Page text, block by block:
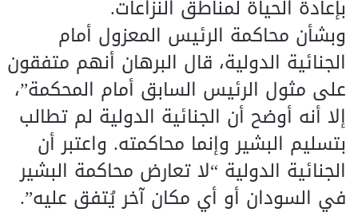
بإعادة الحياة لمناطق النزاعات.
وبشأن محاكمة الرئيس المعزول أمام
الجنائية الدولية، قال البرهان أنهم متفقون
على مثول الرئيس السابق أمام المحكمة”،
إلا أنه أوضح أن الجنائية الدولية لم تطالب
بتسليم البشير وإنما محاكمته. واعتبر أن
الجنائية الدولية “لا تعارض محاكمة البشير
في السودان أو أي مكان آخر يُتفق عليه”.